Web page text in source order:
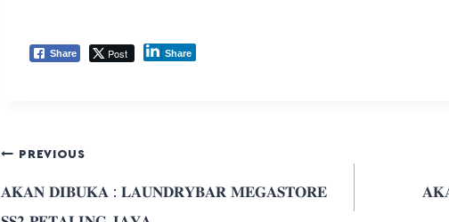
Share Post Share
PREVIOUS
𝐀𝐊𝐀𝐍 𝐃𝐈𝐁𝐔𝐊𝐀 : 𝐋𝐀𝐔𝐍𝐃𝐑𝐘𝐁𝐀𝐑 𝐌𝐄𝐆𝐀𝐒𝐓𝐎𝐑𝐄